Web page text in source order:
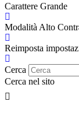
Carattere Grande
Modalità Alto
Reimposta
Cerca
Cerca nel sito